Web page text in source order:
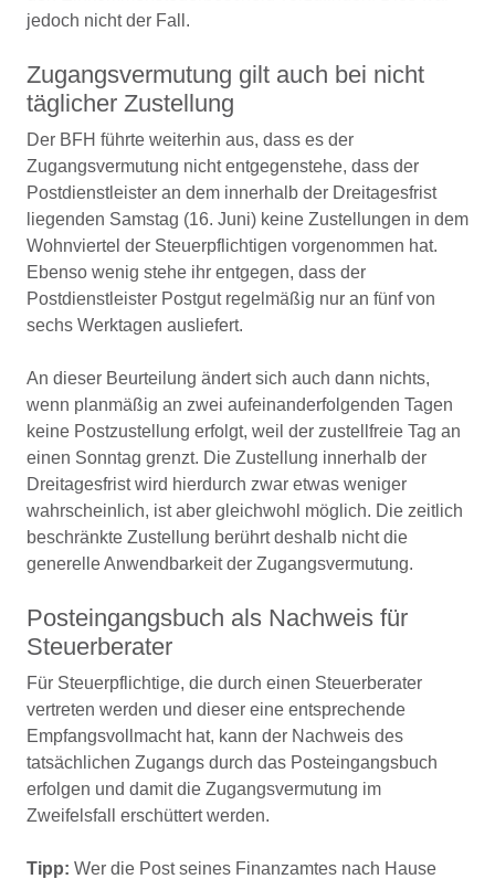
jedoch nicht der Fall.
Zugangsvermutung gilt auch bei nicht
täglicher Zustellung
Der BFH führte weiterhin aus, dass es der
Zugangsvermutung nicht entgegenstehe, dass der
Postdienstleister an dem innerhalb der Dreitagesfrist
liegenden Samstag (16. Juni) keine Zustellungen in dem
Wohnviertel der Steuerpflichtigen vorgenommen hat.
Ebenso wenig stehe ihr entgegen, dass der
Postdienstleister Postgut regelmäßig nur an fünf von
sechs Werktagen ausliefert.
An dieser Beurteilung ändert sich auch dann nichts,
wenn planmäßig an zwei aufeinanderfolgenden Tagen
keine Postzustellung erfolgt, weil der zustellfreie Tag an
einen Sonntag grenzt. Die Zustellung innerhalb der
Dreitagesfrist wird hierdurch zwar etwas weniger
wahrscheinlich, ist aber gleichwohl möglich. Die zeitlich
beschränkte Zustellung berührt deshalb nicht die
generelle Anwendbarkeit der Zugangsvermutung.
Posteingangsbuch als Nachweis für
Steuerberater
Für Steuerpflichtige, die durch einen Steuerberater
vertreten werden und dieser eine entsprechende
Empfangsvollmacht hat, kann der Nachweis des
tatsächlichen Zugangs durch das Posteingangsbuch
erfolgen und damit die Zugangsvermutung im
Zweifelsfall erschüttert werden.
Tipp: Wer die Post seines Finanzamtes nach Hause